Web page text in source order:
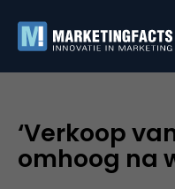
‘Verkoop
omhoog na